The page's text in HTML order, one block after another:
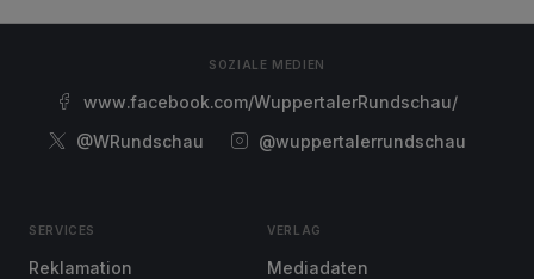
SOZIALE MEDIEN
www.facebook.com/WuppertalerRundschau/
@WRundschau
@wuppertalerrundschau
SERVICES
Reklamation
VERLAG
Mediadaten